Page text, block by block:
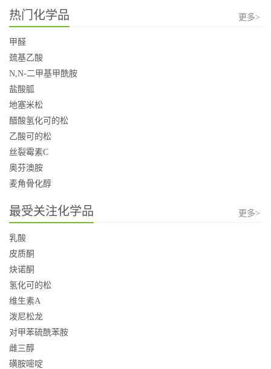
热门化学品 更多>
甲醛
巯基乙酸
N,N-二甲基甲酰胺
盐酸胍
地塞米松
醋酸氢化可的松
乙酸可的松
丝裂霉素C
奥芬澳胺
麦角骨化醇
最受关注化学品 更多>
乳酸
皮质酮
炔诺酮
氢化可的松
维生素A
泼尼松龙
对甲苯硫酰苯胺
雌三醇
磺胺嘧啶